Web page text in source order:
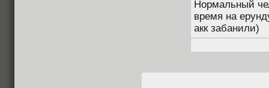
Нормальный
время на
акк забанили)